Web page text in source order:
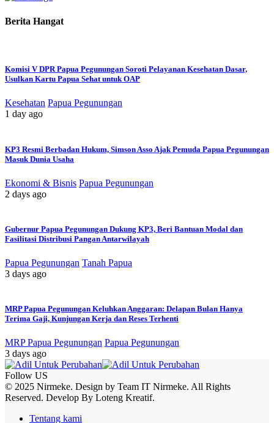
Berita Hangat
Komisi V DPR Papua Pegunungan Soroti Pelayanan Kesehatan Dasar,
Usulkan Kartu Papua Sehat untuk OAP
Kesehatan Papua Pegunungan
1 day ago
KP3 Resmi Berbadan Hukum, Simson Asso Ajak Pemuda Papua Pegunungan
Masuk Dunia Usaha
Ekonomi & Bisnis Papua Pegunungan
2 days ago
Gubernur Papua Pegunungan Dukung KP3, Beri Bantuan Modal dan
Fasilitasi Distribusi Pangan Antarwilayah
Papua Pegunungan Tanah Papua
3 days ago
MRP Papua Pegunungan Keluhkan Anggaran: Delapan Bulan Hanya
Terima Gaji, Kunjungan Kerja dan Reses Terhenti
MRP Papua Pegunungan Papua Pegunungan
3 days ago
Follow US
© 2025 Nirmeke. Design by Team IT Nirmeke. All Rights
Reserved. Develop By Loteng Kreatif.
Tentang kami